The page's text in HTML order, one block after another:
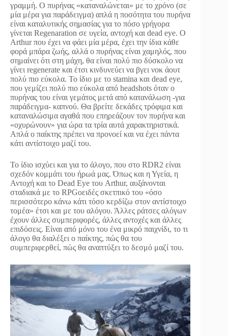
γραμμή. Ο πυρήνας «καταναλώνεται» με το χρόνο (σε
μία μέρα για παράδειγμα) απλά η ποσότητα του πυρήνα
είναι καταλυτικής σημασίας για το πόσο γρήγορα
γίνεται Regenaration σε υγεία, αντοχή και dead eye. Ο
Arthur που έχει να φάει μία μέρα, έχει την ίδια κάθε
φορά μπάρα ζωής, αλλά ο πυρήνας είναι χαμηλός, που
σημαίνει ότι στη μάχη, θα είναι πολύ πιο δύσκολο να
γίνει regenerate και έτσι κινδυνεύει να βγει νοκ άουτ
πολύ πιο εύκολα. Το ίδιο με το stamina και dead eye,
που γεμίζει πολύ πιο εύκολα από headshots όταν ο
πυρήνας του είναι γεμάτος μετά από κατανάλωση -για
παράδειγμα- καπνού. Θα βρείτε δεκάδες τρόφιμα και
καταναλώσιμα αγαθά που επηρεάζουν τον πυρήνα και
«οχυρώνουν» για ώρα τα τρία αυτά χαρακτηριστικά.
Απλά ο παίκτης πρέπει να προνοεί και να έχει πάντα
κάτι αντίστοιχο μαζί του.
Το ίδιο ισχύει και για το άλογο, που στο RDR2 είναι
σχεδόν κομμάτι του ήρωά μας. Όπως και η Υγεία, η
Αντοχή και το Dead Eye του Arthur, αυξάνονται
σταδιακά με το RPGoειδές σκετπικό του «όσο
περισσότερο κάνω κάτι τόσο κερδίζω στον αντίστοιχο
τομέα» έτσι και με του αλόγου. Άλλες ράτσες αλόγων
έχουν άλλες συμπεριφορές, άλλες αντοχές και άλλες
επιδόσεις. Είναι από μόνο του ένα μικρό παιχνίδι, το τι
άλογο θα διαλέξει ο παίκτης, πώς θα του
συμπεριφερθεί, πώς θα αναπτύξει το δεσμό μαζί του.